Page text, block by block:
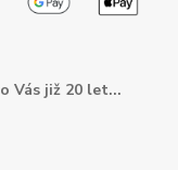
Vás již 20 let...